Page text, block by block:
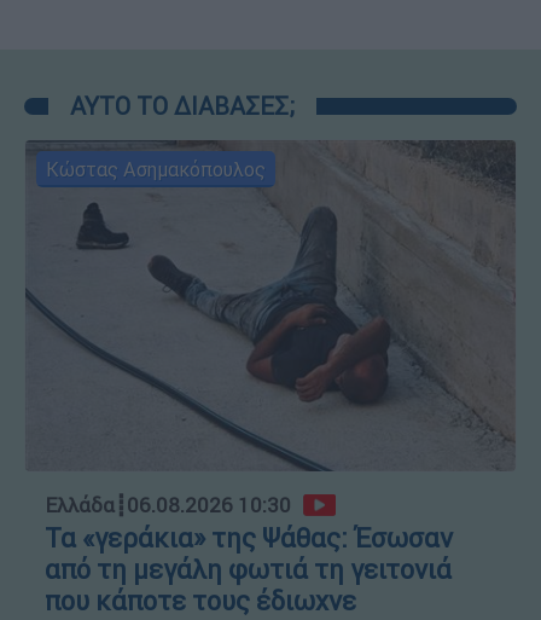
ΑΥΤΟ ΤΟ ΔΙΑΒΑΣΕΣ;
Κώστας Ασημακόπουλος
Ελλάδα┋06.08.2026 10:30
Τα «γεράκια» της Ψάθας: Έσωσαν
από τη μεγάλη φωτιά τη γειτονιά
που κάποτε τους έδιωχνε